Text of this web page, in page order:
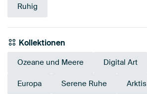
Ruhig
Kollektionen
Ozeane und Meere Digital Art
Europa Serene Ruhe Arktis